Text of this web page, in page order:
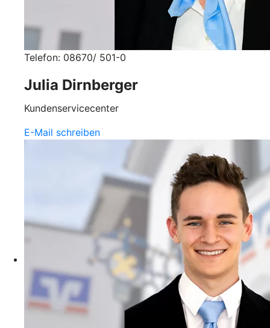
Telefon: 08670/ 501-0
Julia Dirnberger
Kundenservicecenter
E-Mail schreiben